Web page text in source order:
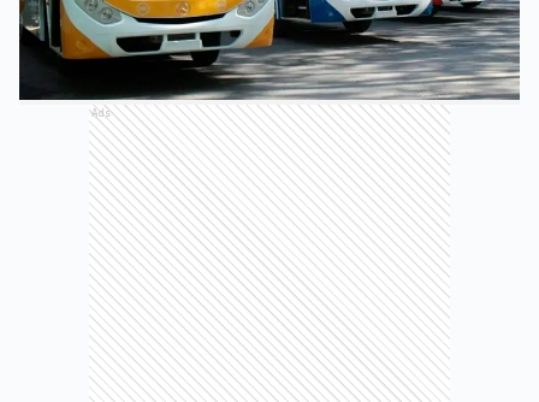
Ads